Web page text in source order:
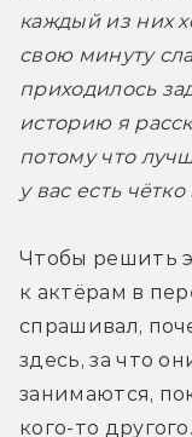
каждый из них
свою минуту
приходилось
историю я
потому что
у вас есть
Чтобы решить
к актёрам в
спрашивал,
здесь, за что
занимаются,
кого-то